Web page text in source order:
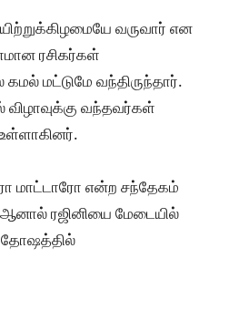
வருவார் என
ரசிகர்கள்
மட்டுமே வந்திருந்தார்.
விழாவுக்கு வந்தவர்கள்
மாட்டாரோ என்ற சந்தேகம்
ரஜினியை மேடையில்